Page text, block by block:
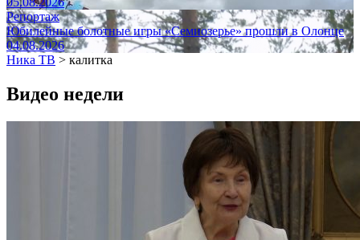
Репортаж
Юбилейные болотные игры «Семиозерье» прошли в Олонце
04.08.2026
Ника ТВ > калитка
Видео недели